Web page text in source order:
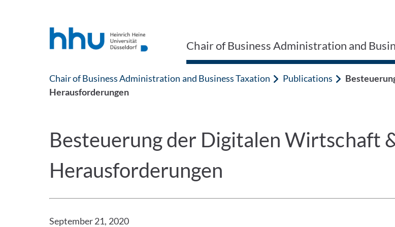
Chair of Business Administration and
Chair of Business Administration and Business Taxation Publications
Herausforderungen
Besteuerung der Digitalen Wirtschaft
Herausforderungen
September 21, 2020